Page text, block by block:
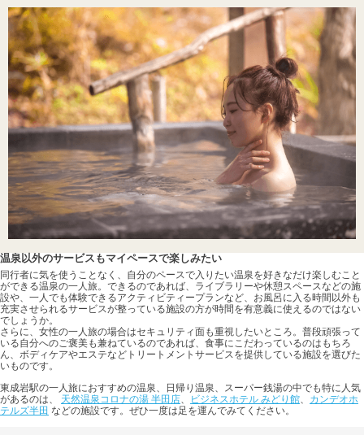
温泉以外のサービスもマイペースで楽しみたい
同行者に気を使うことなく、自分のペースで入りたい温泉を好きなだけ楽しむこと
ができる温泉の一人旅。できるのであれば、ライブラリーや休憩スペースなどの施
設や、一人でも体験できるアクティビティープランなど、お風呂に入る時間以外も
充実させられるサービスが整っている施設の方が時間を有意義に使えるのではない
でしょうか。
さらに、女性の一人旅の場合はセキュリティ面も重視したいところ。普段頑張って
いる自分へのご褒美も兼ねているのであれば、食事にこだわっているのはもちろ
ん、ボディケアやエステなどトリートメントサービスを提供している施設を選びた
いものです。
東成岩駅の一人旅におすすめの温泉、日帰り温泉、スーパー銭湯の中でも特に人気
があるのは、 天然温泉コロナの湯 半田店、 ビジネスホテル みどり館、 カンデオホ
テルズ半田 などの施設です。ぜひ一度は足を運んでみてください。